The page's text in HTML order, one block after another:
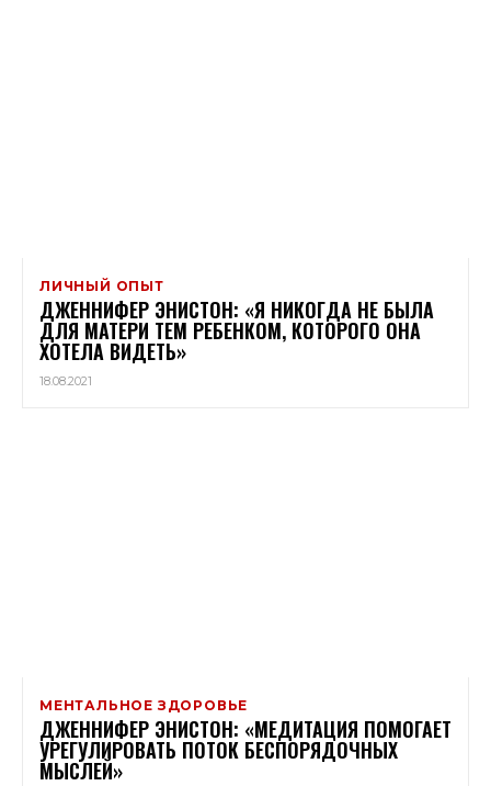
ЛИЧНЫЙ ОПЫТ
ДЖЕННИФЕР ЭНИСТОН: «Я НИКОГДА НЕ БЫЛА
ДЛЯ МАТЕРИ ТЕМ РЕБЕНКОМ, КОТОРОГО ОНА
ХОТЕЛА ВИДЕТЬ»
18.08.2021
МЕНТАЛЬНОЕ ЗДОРОВЬЕ
ДЖЕННИФЕР ЭНИСТОН: «МЕДИТАЦИЯ ПОМОГАЕТ
УРЕГУЛИРОВАТЬ ПОТОК БЕСПОРЯДОЧНЫХ
МЫСЛЕЙ»